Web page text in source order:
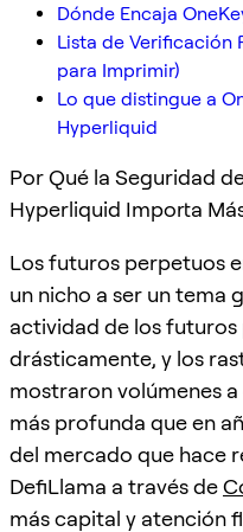
Dónde Encaja
Lista de Verificación
para Imprimir)
Lo que distingue a
Hyperliquid
Por Qué la Seguridad
Hyperliquid Importa
Los futuros perpetuos
un nicho a ser un tema
actividad de los futuros
drásticamente, y los
mostraron volúmenes
más profunda que en
del mercado que hace
DefiLlama a través de
más capital y atención